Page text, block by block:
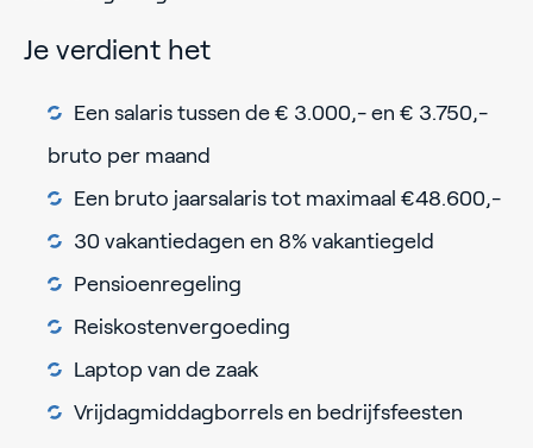
Je verdient het
Een salaris tussen de € 3.000,- en € 3.750,-
bruto per maand
Een bruto jaarsalaris tot maximaal €48.600,-
30 vakantiedagen en 8% vakantiegeld
Pensioenregeling
Reiskostenvergoeding
Laptop van de zaak
Vrijdagmiddagborrels en bedrijfsfeesten